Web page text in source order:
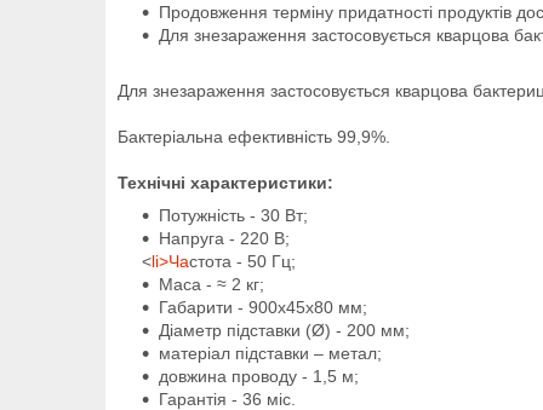
Продовження терміну придатності продуктів
Для знезараження застосовується кварцова
Для знезараження застосовується кварцова
Бактеріальна ефективність 99,9%.
Технічні характеристики:
Потужність - 30 Вт;
Напруга - 220 В;
<li>Частота - 50 Гц;
Маса - ≈ 2 кг;
Габарити - 900х45х80 мм;
Діаметр підставки (Ø) - 200 мм;
матеріал підставки – метал;
довжина проводу - 1,5 м;
Гарантія - 36 міс.